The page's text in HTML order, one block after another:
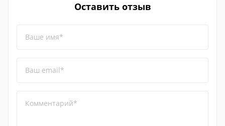
Оставить отзыв
Ваше имя*
Ваш email*
Комментарий*